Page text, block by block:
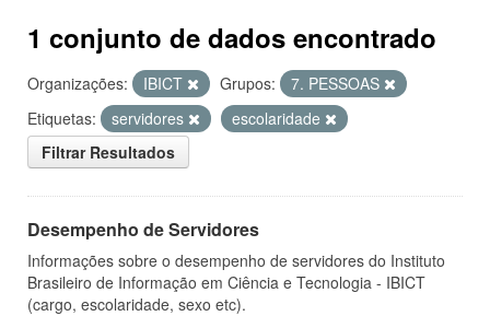
1 conjunto de dados encontrado
Organizações: IBICT Grupos:
7. PESSOAS
Etiquetas:
servidores
escolaridade
Filtrar Resultados
Desempenho de Servidores
Informações sobre o desempenho de servidores do Instituto
Brasileiro de Informação em Ciência e Tecnologia - IBICT
(cargo, escolaridade, sexo etc).